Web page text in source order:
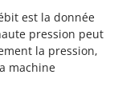
est la donnée
pression peut
la pression,
machine